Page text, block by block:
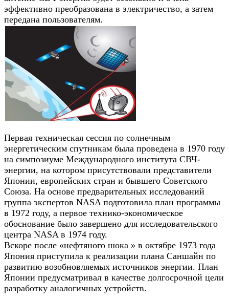
эффективно преобразована в электричество, а затем
передана пользователям.
Первая техническая сессия по солнечным
энергетическим спутникам была проведена в 1970 году
на симпозиуме Международного института СВЧ-
энергии, на котором присутствовали представители
Японии, европейских стран и бывшего Советского
Союза. На основе предварительных исследований
группа экспертов NASA подготовила план программы
в 1972 году, а первое технико-экономическое
обоснование было завершено для исследовательского
центра NASA в 1974 году.
Вскоре после «нефтяного шока » в октябре 1973 года
Япония приступила к реализации плана Саншайн по
развитию возобновляемых источников энергии. План
Японии предусматривал в качестве долгосрочной цели
разработку аналогичных устройств.